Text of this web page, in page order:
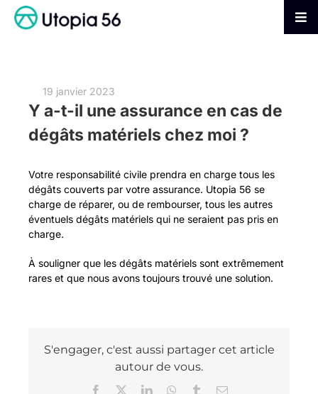
Passer
S’INFORMER
FAIRE UN DON
19 janvier 2023
Y a-t-il une assurance en cas de
dégâts matériels chez moi ?
Votre responsabilité civile prendra en charge tous les
dégâts couverts par votre assurance. Utopia 56 se
charge de réparer, ou de rembourser, tous les autres
éventuels dégâts matériels qui ne seraient pas pris en
charge.
À souligner que les dégâts matériels sont extrêmement
rares et que nous avons toujours trouvé une solution.
S'engager, c'est aussi partager cet article
autour de vous.
Facebook LinkedInWhatsAppTumblrEmail